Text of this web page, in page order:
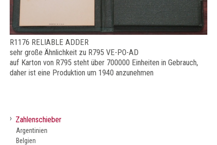
R1176 RELIABLE ADDER
sehr große Ähnlichkeit zu R795 VE-PO-AD
auf Karton von R795 steht über 700000 Einheiten in Gebrauch,
daher ist eine Produktion um 1940 anzunehmen
› Zahlenschieber
Argentinien
Belgien